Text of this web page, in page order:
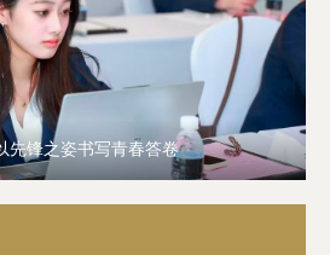
先锋之姿书写青春答卷